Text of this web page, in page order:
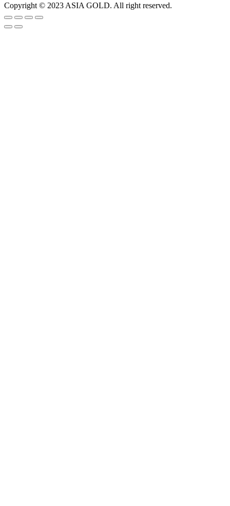
Copyright © 2023 ASIA GOLD. All right reserved.